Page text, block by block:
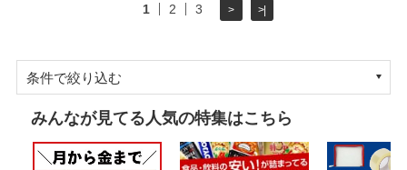
1 2 3 > >|
条件で絞り込む
みんなが見てる人気の特集はこちら